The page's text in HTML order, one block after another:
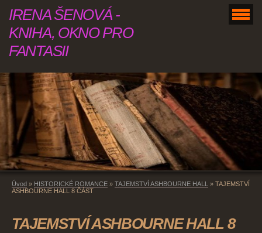
IRENA ŠENOVÁ -
KNIHA, OKNO PRO
FANTASII
Úvod » HISTORICKÉ ROMANCE » TAJEMSTVÍ ASHBOURNE HALL » TAJEMSTVÍ
ASHBOURNE HALL 8 ČÁST
TAJEMSTVÍ ASHBOURNE HALL 8